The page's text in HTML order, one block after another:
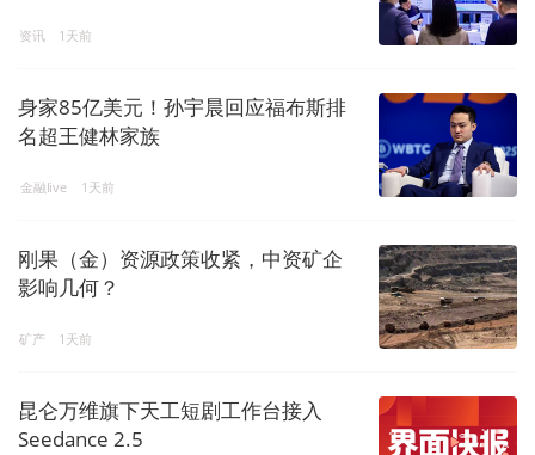
资讯 1天前
身家85亿美元！孙宇晨回应福布斯排
名超王健林家族
金融live 1天前
刚果（金）资源政策收紧，中资矿企
影响几何？
矿产 1天前
昆仑万维旗下天工短剧工作台接入
Seedance 2.5